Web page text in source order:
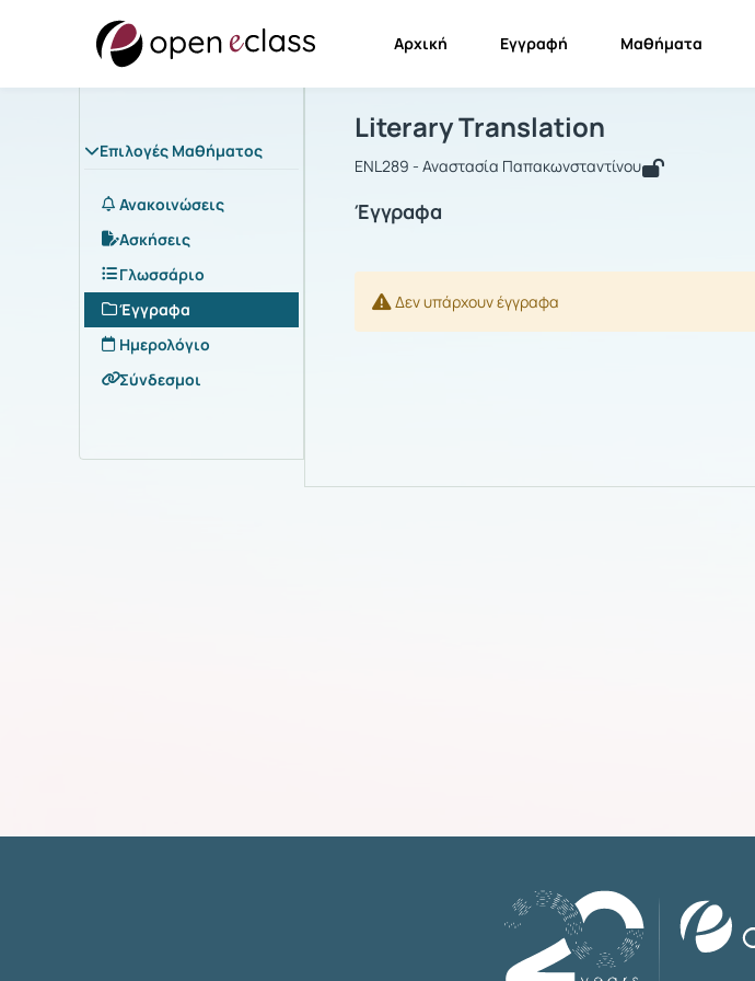
Αρχική Εγγραφή Μαθήματα
Επιλογές Μαθήματος
Ανακοινώσεις
Ασκήσεις
Γλωσσάριο
Έγγραφα
Ημερολόγιο
Σύνδεσμοι
Μάθημα : Literary Translation
Literary Translation
ENL289 - Αναστασία Παπακωνσταντίνου
Έγγραφα
Δεν υπάρχουν έγγραφα